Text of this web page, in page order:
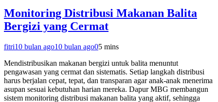
Monitoring Distribusi Makanan Balita
Bergizi yang Cermat
fitri10 bulan ago10 bulan ago05 mins
Mendistribusikan makanan bergizi untuk balita menuntut
pengawasan yang cermat dan sistematis. Setiap langkah distribusi
harus berjalan cepat, tepat, dan transparan agar anak-anak menerima
asupan sesuai kebutuhan harian mereka. Dapur MBG membangun
sistem monitoring distribusi makanan balita yang aktif, sehingga